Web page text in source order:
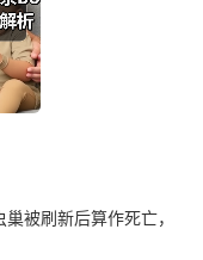
被刷新后算作死亡，